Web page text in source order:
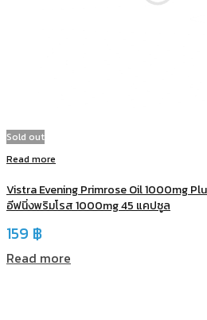
Sold out
Read more
Vistra Evening Primrose Oil 1000mg
อีฟนิ่งพริมโรส 1000mg 45 แคปซูล
159 ฿
Read more